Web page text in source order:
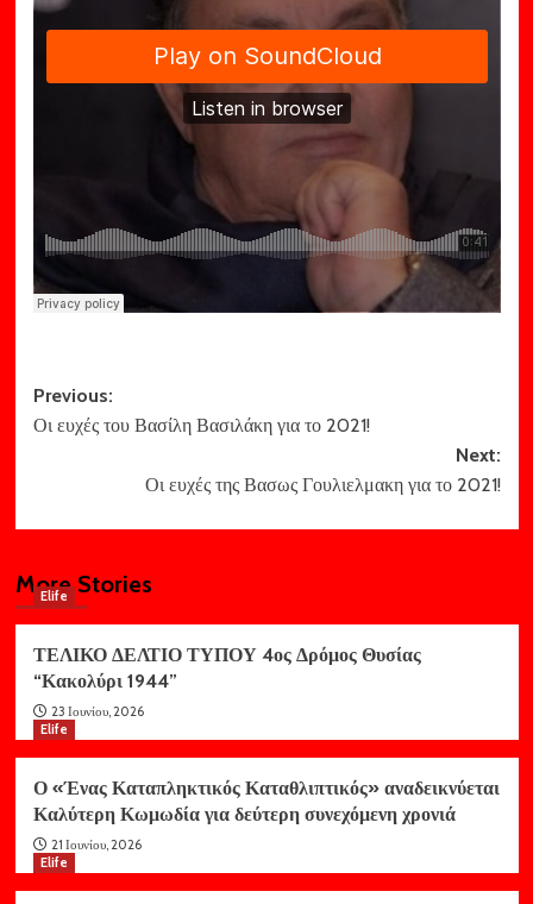
Post
navigation
Previous:
Οι ευχές του Βασίλη Βασιλάκη για το 2021!
Next:
Οι ευχές της Βασως Γουλιελμακη για το 2021!
More Stories
Elife
ΤΕΛΙΚΟ ΔΕΛΤΙΟ ΤΥΠΟΥ 4ος Δρόμος Θυσίας
“Κακολύρι 1944”
23 Ιουνίου, 2026
Elife
Ο «Ένας Καταπληκτικός Καταθλιπτικός» αναδεικνύεται
Καλύτερη Κωμωδία για δεύτερη συνεχόμενη χρονιά
21 Ιουνίου, 2026
Elife